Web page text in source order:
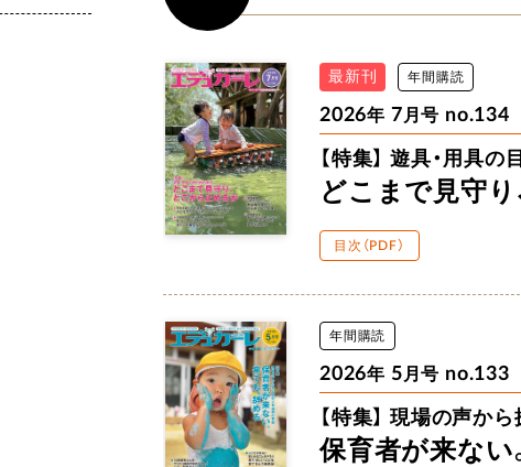
最新刊 年間購読
2026年 7 月号 no.134
【特集】 遊具・用具の
どこまで見守り
目次（PDF）
年間購読
2026年 5 月号 no.133
【特集】 現場の声から
保育者が来ない